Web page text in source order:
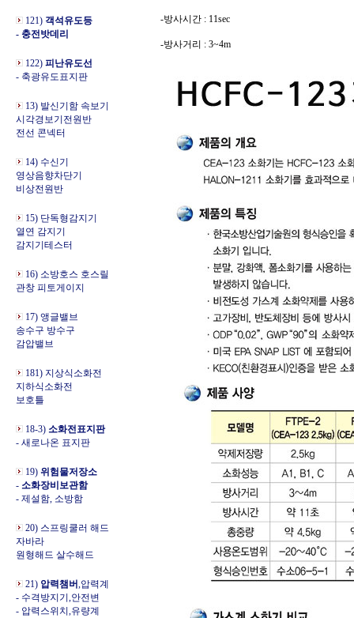
121) 객석유도등
- 충전밧데리
122) 피난유도선
- 축광유도표지판
13) 발신기함 속보기
시각경보기전원반
전선 콘넥터
14) 수신기
영상음향차단기
비상전원반
15) 단독형감지기
열연 감지기
감지기테스터
16) 소방호스 호스릴
관창 피토게이지
17) 앵글밸브
송수구 방수구
감압밸브
181) 지상식소화전
지하식소화전
보호틀
18-3) 소화전표지판
- 새로나온 표지판
19) 위험물저장소
- 소화장비보관함
- 제설함, 소방함
20) 스프링쿨러 해드
자바라
원형해드 살수해드
21) 압력챔버,압력계
- 수격방지기,안전변
- 압력스위치,유량계
-방사시간 : 11sec
-방사거리 : 3~4m